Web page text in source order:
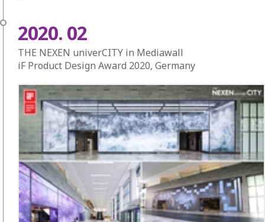
2020. 02
THE NEXEN univerCITY in Mediawall
iF Product Design Award 2020, Germany